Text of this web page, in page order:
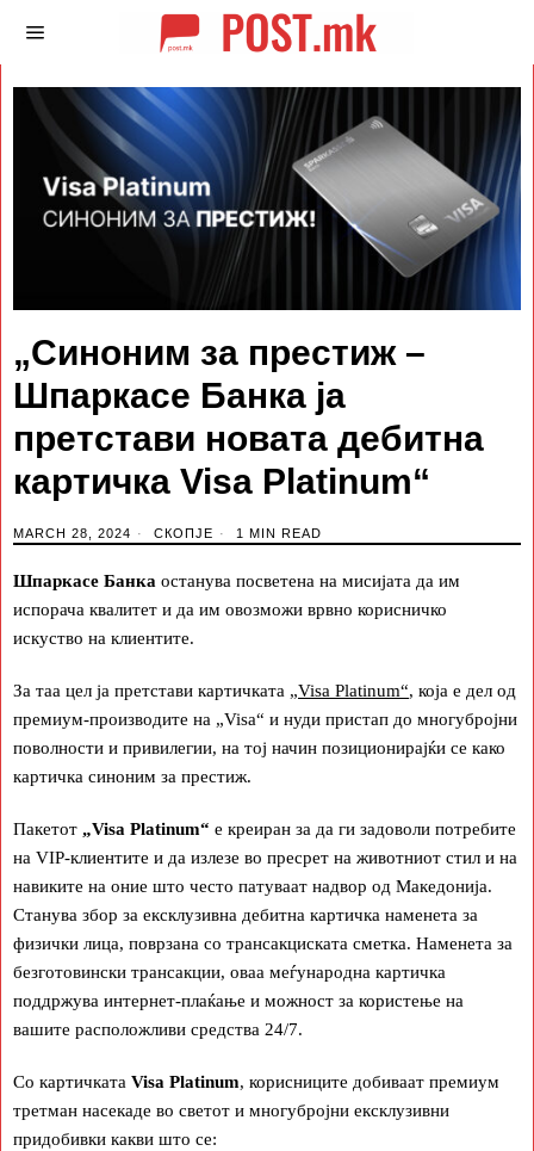
„Синоним за престиж –
Шпаркасе Банка ја
претстави новата дебитна
картичка Visa Platinum“
MARCH 28, 2024 СКОПЈЕ 1 MIN READ
Шпаркасе Банка останува посветена на мисијата да им
испорача квалитет и да им овозможи врвно корисничко
искуство на клиентите.
За таа цел ја претстави картичката „Visa Platinum“, која е дел од
премиум-производите на „Visa“ и нуди пристап до многубројни
поволности и привилегии, на тој начин позиционирајќи се како
картичка синоним за престиж.
Пакетот „Visa Platinum“ е креиран за да ги задоволи потребите
на VIP-клиентите и да излезе во пресрет на животниот стил и на
навиките на оние што често патуваат надвор од Македонија.
Станува збор за ексклузивна дебитна картичка наменета за
физички лица, поврзана со трансакциската сметка. Наменета за
безготовински трансакции, оваа меѓународна картичка
поддржува интернет-плаќање и можност за користење на
вашите расположливи средства 24/7.
Со картичката Visa Platinum, корисниците добиваат премиум
третман насекаде во светот и многубројни ексклузивни
придобивки какви што се: